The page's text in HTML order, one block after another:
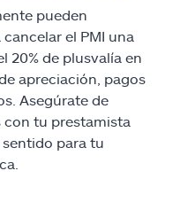
pueden
el PMI una
20% de plusvalía en
apreciación, pagos
Asegúrate de
con tu prestamista
para tu